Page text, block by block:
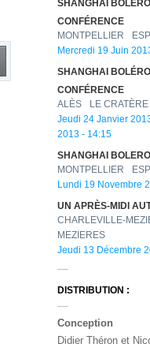
SHANGHAI
CONFÉRENCE
MONTPELLIER
Mercredi 19 Juin
SHANGHAI
CONFÉRENCE
ALÈS
LE CRATÈRE
Jeudi 24 Janvier
2013 - 14:15
SHANGHAI
MONTPELLIER
Lundi 19 Novembre
UN APRÈS-MIDI
CHARLEVILLE-
MEZIERES
Jeudi 13 Décembre
DISTRIBUTION :
Conception
Didier Théron et